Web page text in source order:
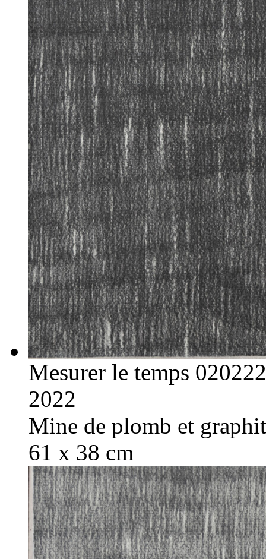
Mesurer le temps 020222
2022
Mine de plomb et
61 x 38 cm